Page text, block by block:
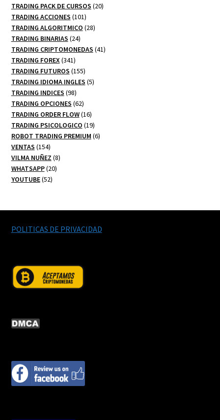
productos
TRADING PACK DE CURSOS 2020
TRADING ACCIONES 101101
productos
TRADING ALGORITMICO 2828
TRADING BINARIAS 2424
productos
TRADING CRIPTOMONEDAS 4141
TRADING FOREX 341341
productos
TRADING FUTUROS 155155
productos
TRADING IDIOMA INGLES 55
TRADING INDICES 9898
productos
TRADING OPCIONES 6262
productos
TRADING ORDER FLOW 1616
productos
TRADING PSICOLOGICO 1919
productos
ROBOT TRADING PREMIUM 66
VENTAS 154154
productos
VILMA NUÑEZ 88
WHATSAPP 2020
YOUTUBE 5252
POLITICAS DE PRIVACIDAD